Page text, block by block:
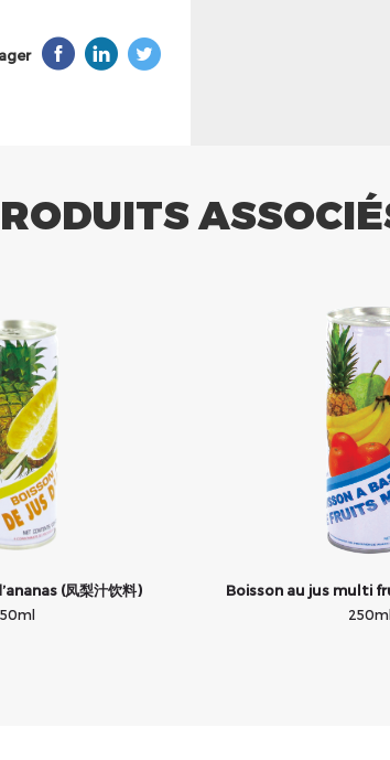
(凤梨汁饮料) Boisson au jus multi
250ml